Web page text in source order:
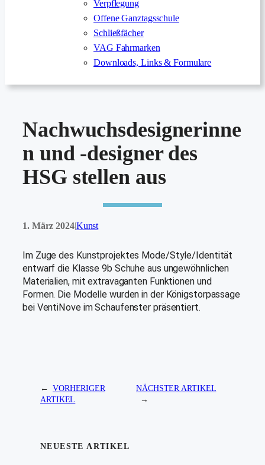
Verpflegung
Offene Ganztagsschule
Schließfächer
VAG Fahrmarken
Downloads, Links & Formulare
Nachwuchsdesignerinne
n und -designer des
HSG stellen aus
1. März 2024| Kunst
Im Zuge des Kunstprojektes Mode/Style/Identität
entwarf die Klasse 9b Schuhe aus ungewöhnlichen
Materialien, mit extravaganten Funktionen und
Formen. Die Modelle wurden in der Königstorpassage
bei VentiNove im Schaufenster präsentiert.
← VORHERIGER
ARTIKEL
NÄCHSTER ARTIKEL
→
NEUESTE ARTIKEL